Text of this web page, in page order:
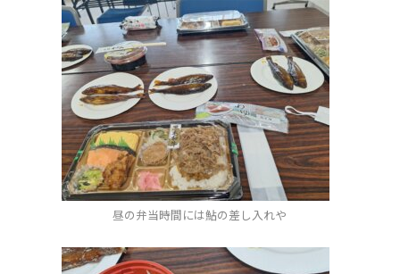
昼の弁当時間には鮎の差し入れや